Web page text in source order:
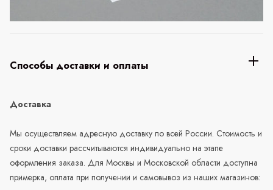
Способы доставки и оплаты
Доставка
Мы осуществляем адресную доставку по всей России. Стоимость и
сроки доставки рассчитываются индивидуально на этапе
оформления заказа. Для Москвы и Московской области доступна
примерка, оплата при получении и самовывоз из наших магазинов: